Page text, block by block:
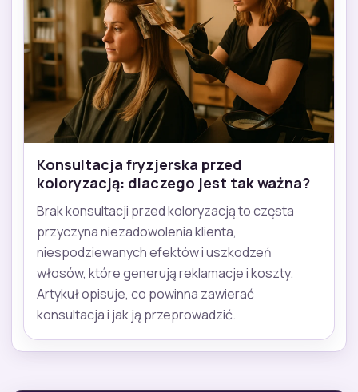
Konsultacja fryzjerska przed
koloryzacją: dlaczego jest tak ważna?
Brak konsultacji przed koloryzacją to częsta
przyczyna niezadowolenia klienta,
niespodziewanych efektów i uszkodzeń
włosów, które generują reklamacje i koszty.
Artykuł opisuje, co powinna zawierać
konsultacja i jak ją przeprowadzić.